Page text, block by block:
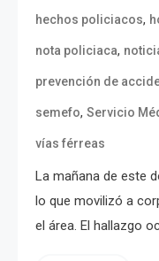
hechos policiacos,
nota policiaca,
prevención de
semefo, Servicio
vías férreas
La mañana de este
lo que movilizó a
el área. El hallazgo